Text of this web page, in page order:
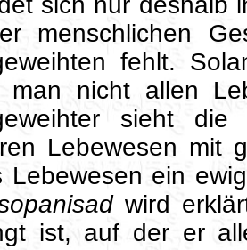
menschlichen
fehlt.
man nicht allen
sieht
Lebewesen mit
Lebewesen ein
wird
ist, auf der er